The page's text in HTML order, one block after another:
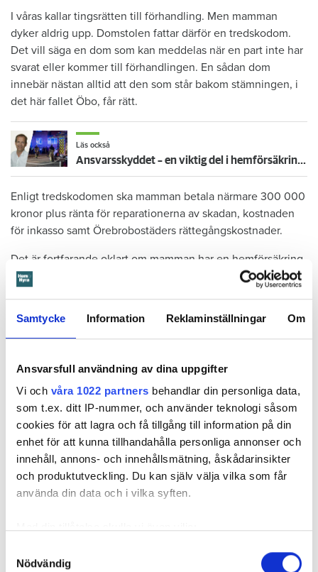
Samtycke Information Reklaminställningar Om
Ansvarsfull användning av dina uppgifter
Vi och våra 1022 partners behandlar din personliga data,
som t.ex. ditt IP-nummer, och använder teknologi såsom
cookies för att lagra och få tillgång till information på din
enhet för att kunna tillhandahålla personliga annonser och
innehåll, annons- och innehållsmätning, åskådarinsikter
och produktutveckling. Du kan själv välja vilka som får
använda din data och i vilka syften.
som kan ha en noggrannhet på upp till flera meter
Nödvändig
I våras kallar tingsrätten till förhandling. Men mamman
dyker aldrig upp. Domstolen fattar därför en tredskodom.
Det vill säga en dom som kan meddelas när en part inte har
svarat eller kommer till förhandlingen. En sådan dom
innebär nästan alltid att den som står bakom stämningen, i
det här fallet Öbo, får rätt.
Läs också
Ansvarsskyddet – en viktig del i hemförsäkringen
Enligt tredskodomen ska mamman betala närmare 300 000
kronor plus ränta för reparationerna av skadan, kostnaden
för inkasso samt Örebrobostäders rättegångskostnader.
Det är fortfarande oklart om mamman har en hemförsäkring.
Anna Rytterbrant
–
anna.rytterbrant@hemhyra.se
MISSA INGET FRÅN HEM & HYRA.Tryck härför att följa oss på
Facebook.
600 kronor dyrare att bo efter vattenskada i Varberg
Anmälde inte vattenskadat badrum på fem år – krävs på 125 000 kronor